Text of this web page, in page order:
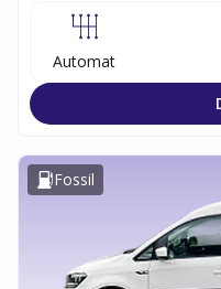
Automat
Fossil